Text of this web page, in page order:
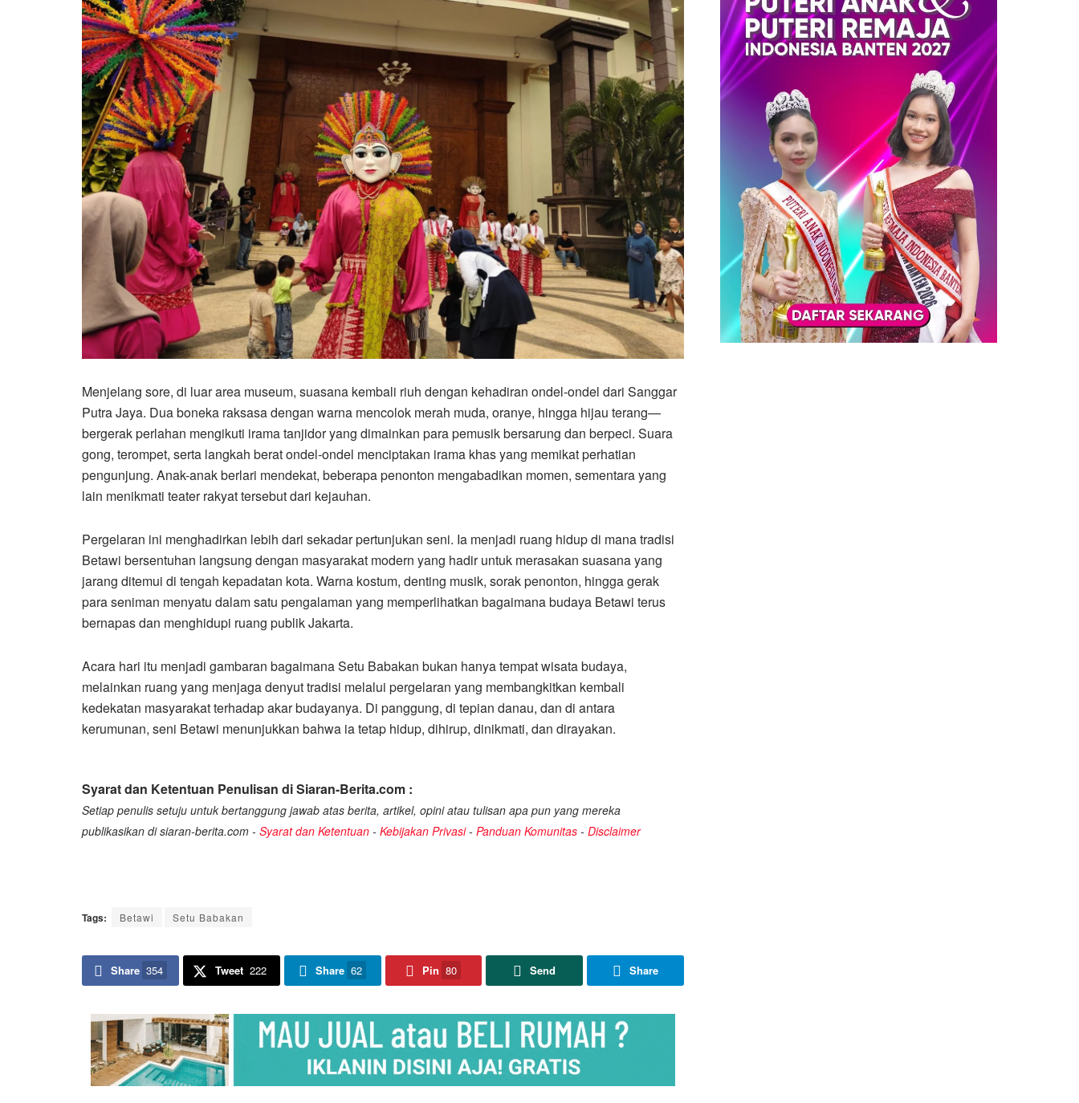
Menjelang sore, di luar area museum, suasana kembali riuh dengan kehadiran ondel-ondel dari Sanggar
Putra Jaya. Dua boneka raksasa dengan warna mencolok merah muda, oranye, hingga hijau terang—
bergerak perlahan mengikuti irama tanjidor yang dimainkan para pemusik bersarung dan berpeci. Suara
gong, terompet, serta langkah berat ondel-ondel menciptakan irama khas yang memikat perhatian
pengunjung. Anak-anak berlari mendekat, beberapa penonton mengabadikan momen, sementara yang
lain menikmati teater rakyat tersebut dari kejauhan.
Pergelaran ini menghadirkan lebih dari sekadar pertunjukan seni. Ia menjadi ruang hidup di mana tradisi
Betawi bersentuhan langsung dengan masyarakat modern yang hadir untuk merasakan suasana yang
jarang ditemui di tengah kepadatan kota. Warna kostum, denting musik, sorak penonton, hingga gerak
para seniman menyatu dalam satu pengalaman yang memperlihatkan bagaimana budaya Betawi terus
bernapas dan menghidupi ruang publik Jakarta.
Acara hari itu menjadi gambaran bagaimana Setu Babakan bukan hanya tempat wisata budaya,
melainkan ruang yang menjaga denyut tradisi melalui pergelaran yang membangkitkan kembali
kedekatan masyarakat terhadap akar budayanya. Di panggung, di tepian danau, dan di antara
kerumunan, seni Betawi menunjukkan bahwa ia tetap hidup, dihirup, dinikmati, dan dirayakan.
Syarat dan Ketentuan Penulisan di Siaran-Berita.com :
Setiap penulis setuju untuk bertanggung jawab atas berita, artikel, opini atau tulisan apa pun yang mereka
publikasikan di siaran-berita.com - Syarat dan Ketentuan - Kebijakan Privasi- Panduan Komunitas - Disclaimer
Tags: Betawi Setu Babakan
Share 354 Tweet 222 Share 62 Pin 80 Send Share